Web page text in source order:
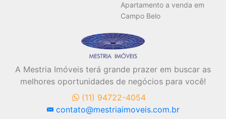
Apartamento a venda em
Campo Belo
A Mestria Imóveis terá grande prazer em buscar as
melhores oportunidades de negócios para você!
(11) 94722-4054
contato@mestriaimoveis.com.br